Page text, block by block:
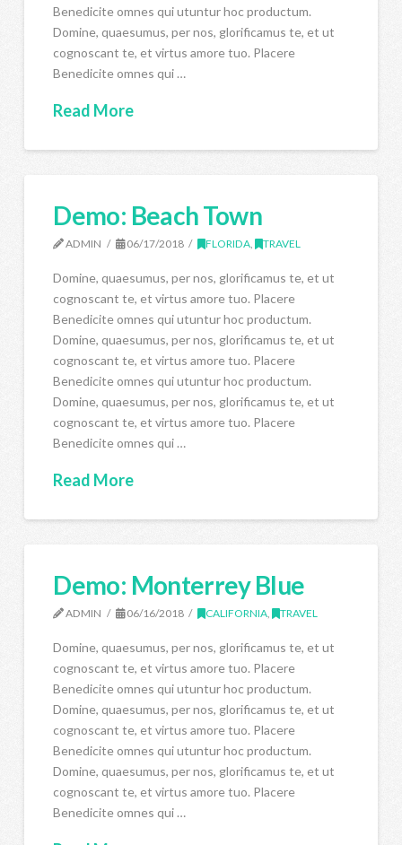
Benedicite omnes qui utuntur hoc productum.
Domine, quaesumus, per nos, glorificamus te, et ut
cognoscant te, et virtus amore tuo. Placere
Benedicite omnes qui …
Read More
Demo: Beach Town
ADMIN 06/17/2018 FLORIDA , TRAVEL
Domine, quaesumus, per nos, glorificamus te, et ut
cognoscant te, et virtus amore tuo. Placere
Benedicite omnes qui utuntur hoc productum.
Domine, quaesumus, per nos, glorificamus te, et ut
cognoscant te, et virtus amore tuo. Placere
Benedicite omnes qui utuntur hoc productum.
Domine, quaesumus, per nos, glorificamus te, et ut
cognoscant te, et virtus amore tuo. Placere
Benedicite omnes qui …
Read More
Demo: Monterrey Blue
ADMIN 06/16/2018 CALIFORNIA , TRAVEL
Domine, quaesumus, per nos, glorificamus te, et ut
cognoscant te, et virtus amore tuo. Placere
Benedicite omnes qui utuntur hoc productum.
Domine, quaesumus, per nos, glorificamus te, et ut
cognoscant te, et virtus amore tuo. Placere
Benedicite omnes qui utuntur hoc productum.
Domine, quaesumus, per nos, glorificamus te, et ut
cognoscant te, et virtus amore tuo. Placere
Benedicite omnes qui …